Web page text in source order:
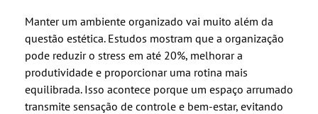
Manter um ambiente organizado vai muito além da
questão estética. Estudos mostram que a organização
pode reduzir o stress em até 20%, melhorar a
produtividade e proporcionar uma rotina mais
equilibrada. Isso acontece porque um espaço arrumado
transmite sensação de controle e bem-estar, evitando